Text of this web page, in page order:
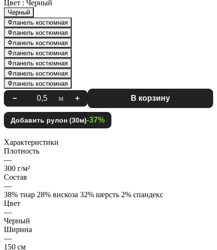
Цвет : Черный
Черный
Фланель костюмная
Фланель костюмная
Фланель костюмная
Фланель костюмная
Фланель костюмная
Фланель костюмная
Фланель костюмная
− м + В корзину
Добавить рулон (30м)-37%
Характеристики
Плотность
—
300 г/м²
Состав
—
38% тиар 28% вискоза 32% шерсть 2% спандекс
Цвет
—
Черный
Ширина
—
150 см